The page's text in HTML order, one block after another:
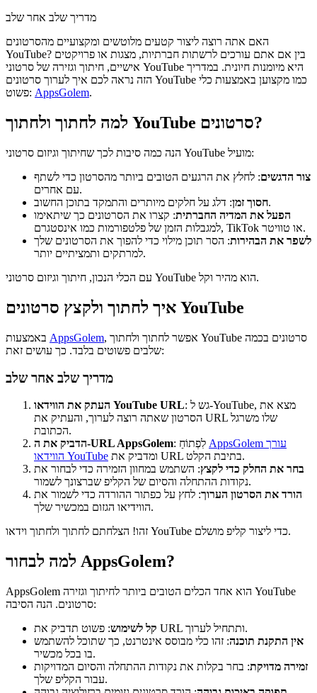
מדריך שלב אחר שלב
האם אתה רוצה ליצור קטעים מלוטשים ומקצועיים מהסרטונים
YouTube? בין אם אתם עורכים לרשתות חברתיות, מצגות או פרויקטים
אישיים, חיתוך וגזירה של סרטוני YouTube היא מיומנות חיונית. במדריך
הזה נראה לכם איך לערוך סרטונים YouTube כמו מקצוען באמצעות כלי
פשוט: AppsGolem.
למה לחתוך ולחתוך YouTube סרטונים?
הנה כמה סיבות לכך שחיתוך וגיזום סרטוני YouTube מועיל:
צור הדגשים: לחלץ את הרגעים הטובים ביותר מהסרטון כדי לשתף
עם אחרים.
חסוך זמן: דלג על חלקים מיותרים והתמקד בתוכן החשוב.
הפעל את המדיה החברתית: קצרו את הסרטונים כך שיתאימו
למגבלות הזמן של פלטפורמות כמו אינסטגרם, TikTok או טוויטר.
לשפר את הבהירות: הסר תוכן מילוי כדי להפוך את הסרטונים שלך
למרתקים ותמציתיים יותר.
עם הכלי הנכון, חיתוך וגיזום סרטוני YouTube הוא מהיר וקל.
איך לחתוך ולקצץ סרטונים YouTube
AppsGolem, אפשר לחתוך ולחתוך YouTube סרטונים בכמה
שלבים פשוטים בלבד. כך עושים זאת:
מדריך שלב אחר שלב
העתק את הווידאו YouTube URL: גש ל-YouTube, מצא את
הסרטון שאתה רוצה לערוך, והעתיק את URL שלו משרגל
הכתובת.
הדביק את ה-URL AppsGolem
AppsGolem עורך
הווידאו YouTube
ומדביק את URL בתיבת הקלט.
בחר את החלק כדי לקצץ: השתמש במחוון הזמירה כדי לבחור את
נקודות ההתחלה והסיום של הקליפ שברצונך לשמור.
הורד את הסרטון הערוך: לחץ על כפתור ההורדה כדי לשמור את
הווידיאו הגזום במכשיר שלך.
זהו! הצלחתם לחתוך ולחתוך וידאו YouTube כדי ליצור קליפ מושלם.
למה לבחור AppsGolem?
AppsGolem הוא אחד הכלים הטובים ביותר לחיתוך וגזירה YouTube
סרטונים. הנה הסיבה:
קל לשימוש
: פשוט תדביק את URL ותתחיל לערוך.
אין התקנת תוכנה: זהו כלי מבוסס אינטרנט, כך שתוכל להשתמש
בו בכל מכשיר.
זמירה מדויקת: בחר בקלות את נקודות ההתחלה והסיום המדויקות
עבור הקליפ שלך.